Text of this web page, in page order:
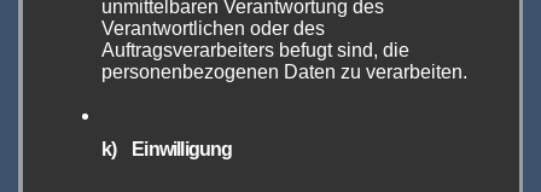
Alle Wege führen zur The Hall
of Vape 2022
Landesmesse Stuttgart GmbH
unmittelbaren Verantwortung des
Verantwortlichen oder des
Auftragsverarbeiters befugt sind, die
personenbezogenen Daten zu verarbeiten.
k) Einwilligung